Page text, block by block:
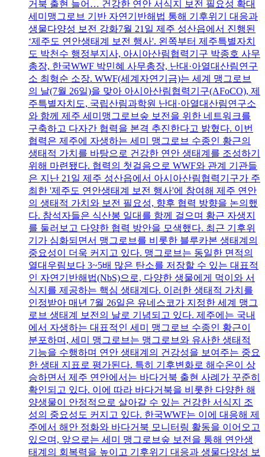
거북 출현 늘어… 건강한 연안 서식지 보전 필요성 확대
세미맹그로브 기반 자연기반해법 통해 기후위기 대응과
생물다양성 보전 강화7월 21일 제주 성산읍에서 진행된
‘제주도 연안생태계 보전 행사'. 왼쪽부터 제주특별자치
도 박천수 행정부지사, 아시아산림협력기구 박종호 사무
총장, 한국WWF 박민혜 사무총장, 난대·아열대산림연구
소 최형순 소장. WWF(세계자연기금)는 세계 맹그로브
의 날(7월 26일)을 맞아 아시아산림협력기구(AFoCO), 제
주특별자치도, 국립산림과학원 난대·아열대산림연구소
와 함께 제주 세미맹그로브숲 보전을 위한 네트워크를
구축하고 다자간 협력을 본격 추진한다고 밝혔다. 이번
협력은 제주에 자생하는 세미 맹그로브 수종인 황근의
생태적 가치를 바탕으로 건강한 연안 생태계를 조성하기
위해 마련됐다. 협력의 첫걸음으로 WWF와 관계 기관들
은 지난 21일 제주 성산읍에서 아시아산림협력기구가 주
최한 '제주도 연안생태계 보전 행사'에 참여해 제주 연안
의 생태적 가치와 보전 필요성, 향후 협력 방향을 논의했
다. 참석자들은 식산봉 일대를 함께 걸으며 황근 자생지
를 둘러보고 다양한 협력 방안을 모색했다. 최근 기후위
기가 심화되면서 맹그로브를 비롯한 블루카본 생태계의
중요성이 더욱 커지고 있다. 맹그로브는 동일한 면적의
열대우림보다 3~5배 많은 탄소를 저장할 수 있는 대표적
인 자연기반해법(NbS)으로, 다양한 생물에게 먹이와 서
식지를 제공하는 핵심 생태계다. 이러한 생태적 가치를
인정받아 매년 7월 26일은 유네스코가 지정한 세계 맹그
로브 생태계 보전의 날로 기념되고 있다. 제주에는 국내
에서 자생하는 대표적인 세미 맹그로브 수종인 황근이
분포하며, 세미 맹그로브는 맹그로브와 유사한 생태적
기능을 수행하며 연안 생태계의 건강성을 보여주는 중요
한 생태 지표로 평가된다. 특히 기후변화로 해수온이 상
승하면서 제주 연안에서는 바다거북 출현 사례가 꾸준히
확인되고 있다. 이에 따라 바다거북을 비롯한 다양한 해
양생물이 안정적으로 살아갈 수 있는 건강한 서식지 조
성의 중요성도 커지고 있다. 한국WWF는 이에 대응해 제
주에서 해안 정화와 바다거북 모니터링 활동을 이어오고
있으며, 앞으로는 세미 맹그로브숲 보전을 통해 연안생
태계의 회복력을 높이고 기후위기 대응과 생물다양성 보